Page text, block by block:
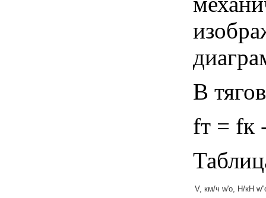
В
fт = fк
V, км/ч w'o, Н/кН